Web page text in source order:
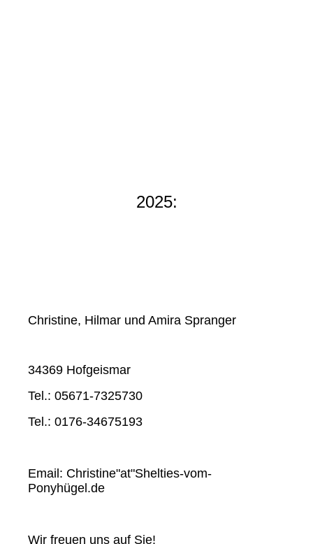
2025:
Christine, Hilmar und Amira Spranger
34369 Hofgeismar
Tel.: 05671-7325730
Tel.: 0176-34675193
Email: Christine"at"Shelties-vom-
Ponyhügel.de
Wir freuen uns auf Sie!